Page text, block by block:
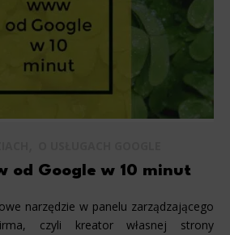
od Google w 10 minut
narzędzie w panelu zarządzającego
czyli kreator własnej strony